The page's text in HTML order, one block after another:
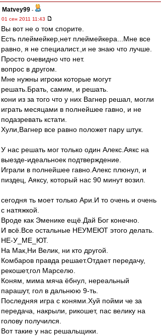
Matvey99 -
01 сен 2011 11:43
Вы вот не о том спорите.
Есть плеймейкер,нет плеймейкера...Мне все
равно, я не специалист.,и не знаю что лучше.
Просто очевидно что нет.
вопрос в другом.
Мне нужны игроки которые могут
решать.Брать, самим, и решать.
кони из за того что у них Вагнер решал, могли
играть месяцами в полнейшее гавно, и не
подазревать кстати.
Хули,Вагнер все равно положет пару штук.
У нас решать мог только один Алекс.Аякс на
выезде-идеальноек подтверждение.
Играли в полнейшее гавно.Алекс плюнул, и
пиздец, Аяксу, который нас 90 минут возил.
сегодня ть моет только Ари.И то очень и очень
с натяжкой.
Вроде как Эменике ещё.Дай Бог конечно.
И всё.Все остальные НЕУМЕЮТ этого делать.
НЕ-У_МЕ_ЮТ.
На Мак,Ни Велик, ни кто другой.
Комбаров правда решает.Отдает передачу,
рекошет,гол Марселю.
Коням, мима мяча ёбнул, нереальный
парашут, гол в дальнюю 9-ть.
Последняя игра с конями.Хуй пойми че за
передача, накрыли, рикошет, пас велику на
голову получился.
Вот такие у нас решальщики.